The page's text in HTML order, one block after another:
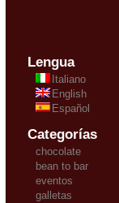
Lengua
Italiano
English
Español
Categorías
chocolate
bean to bar
eventos
galletas